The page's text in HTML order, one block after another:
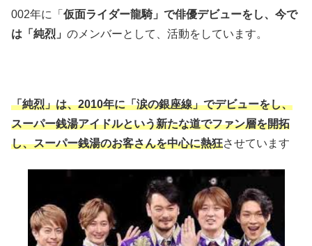
002年に「 仮面ライダー龍騎」で俳優デビューをし、今で
は「純烈」 のメンバーとして、活動をしています。
「純烈」は、2010年に「涙の銀座線」でデビューをし、
スーパー銭湯アイドルという新たな道でファン層を開拓
し、スーパー銭湯のお客さんを中心に熱狂させています